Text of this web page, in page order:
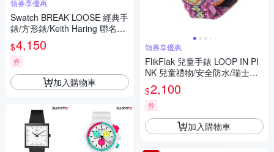
領券享優惠
Swatch BREAK LOOSE 經典手
錶/方形錶/Keith Haring 聯名錶/
女錶/瑞士製造 SO34Z103 (33
mm)
$4,150
券
加入購物車
領券享優惠
FlikFlak 兒童手錶 LOOP IN PI
NK 兒童禮物/安全防水/瑞士製
造 FPSP072 (34.75mm)
$2,100
券
加入購物車